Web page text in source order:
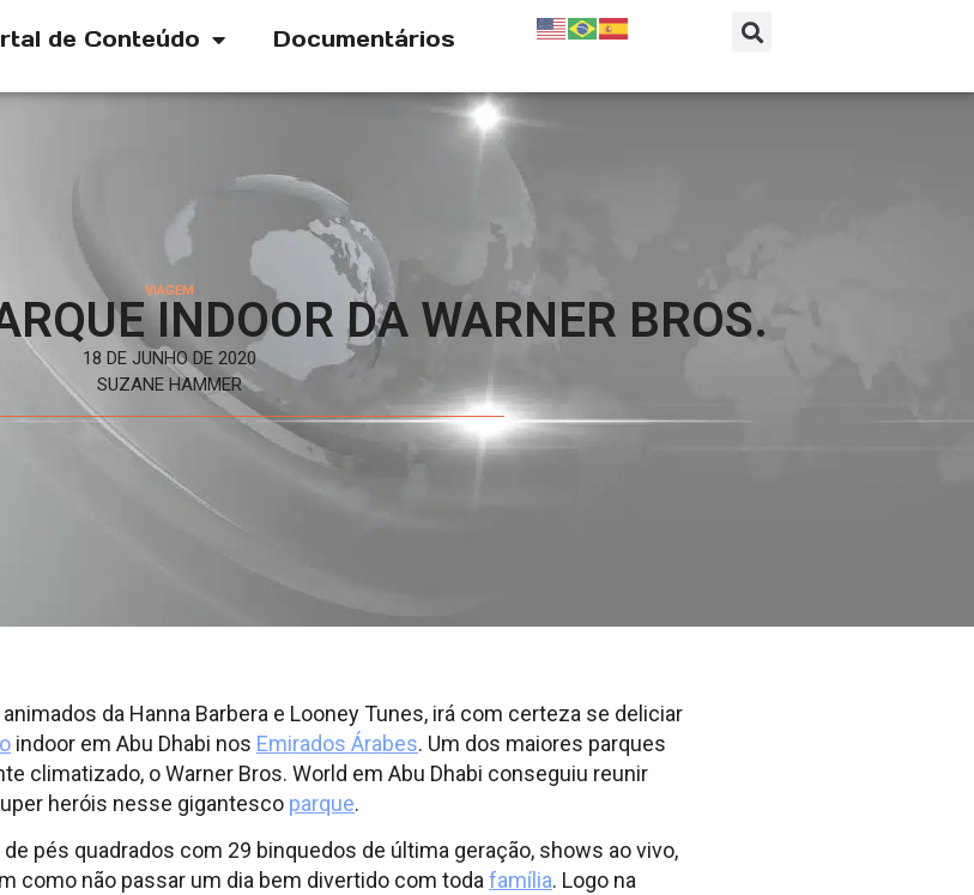
de Conteúdo Documentários
VIAGEM
INDOOR DA WARNER BROS.
18 DE JUNHO DE 2020
SUZANE HAMMER
da Hanna Barbera e Looney Tunes, irá com certeza se deliciar
indoor em Abu Dhabi nos Emirados Árabes. Um dos maiores parques
climatizado, o Warner Bros. World em Abu Dhabi conseguiu reunir
heróis nesse gigantesco parque.
pés quadrados com 29 binquedos de última geração, shows ao vivo,
como não passar um dia bem divertido com todafamília. Logo na